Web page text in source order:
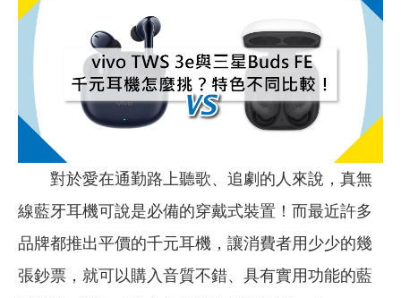
對於愛在通勤路上聽歌、追劇的人來說，真無
線藍牙耳機可說是必備的穿戴式裝置！而最近許多
品牌都推出平價的千元耳機，讓消費者用少少的幾
張鈔票，就可以購入音質不錯、具有實用功能的藍